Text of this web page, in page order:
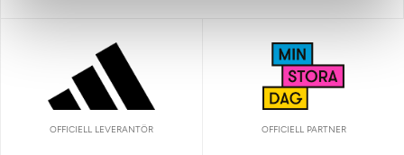
OFFICIELL LEVERANTÖR OFFICIELL PARTNER